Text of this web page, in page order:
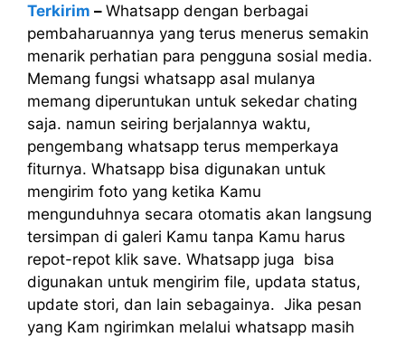
Terkirim – Whatsapp dengan berbagai
pembaharuannya yang terus menerus semakin
menarik perhatian para pengguna sosial media.
Memang fungsi whatsapp asal mulanya
memang diperuntukan untuk sekedar chating
saja. namun seiring berjalannya waktu,
pengembang whatsapp terus memperkaya
fiturnya. Whatsapp bisa digunakan untuk
mengirim foto yang ketika Kamu
mengunduhnya secara otomatis akan langsung
tersimpan di galeri Kamu tanpa Kamu harus
repot-repot klik save. Whatsapp juga bisa
digunakan untuk mengirim file, updata status,
update stori, dan lain sebagainya. Jika pesan
yang Kam ngirimkan melalui whatsapp masih